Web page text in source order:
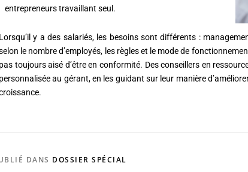
entrepreneurs travaillant seul.
y a des salariés, les besoins sont différents :
le nombre d’employés, les règles et le mode de
toujours aisé d’être en conformité. Des conseillers en
au gérant, en les guidant sur leur manière
DANS DOSSIER SPÉCIAL